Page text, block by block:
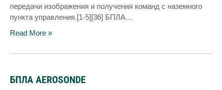
передачи изображения и получения команд с наземного
пункта управления.[1-5][36] БПЛА…
Read More »
БПЛА AEROSONDE